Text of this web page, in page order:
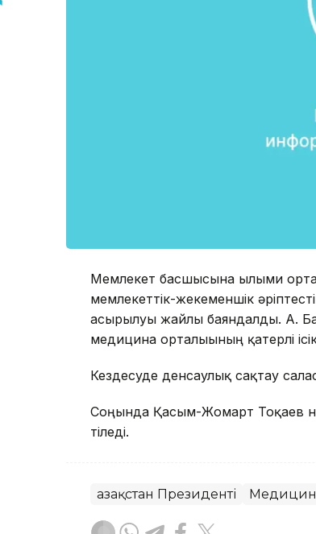
Мемлекет басшысына ғылыми
мемлекеттік-жекеменшік
асырылуы жайлы баяндалды. А.
медицина орталығының қатерлі
Кездесуде денсаулық сақтау
Соңында Қасым-Жомарт Тоқаев
тіледі.
Қазақстан Президенті